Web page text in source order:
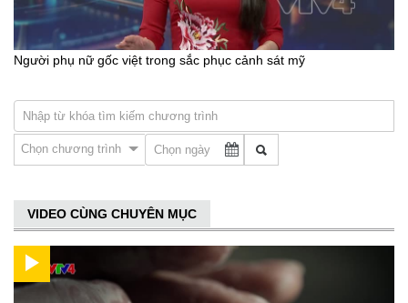
Người phụ nữ gốc việt trong sắc phục cảnh sát mỹ
Chọn chương trình
VIDEO CÙNG CHUYÊN MỤC